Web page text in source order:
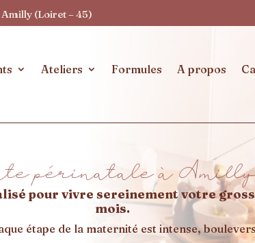
(Loiret – 45)
Ateliers Formules A propos
périnatale à
pour vivre sereinement votre
mois.
étape de la maternité est intense,